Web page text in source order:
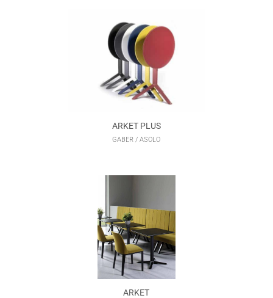
ARKET PLUS
GABER / ASOLO
ARKET